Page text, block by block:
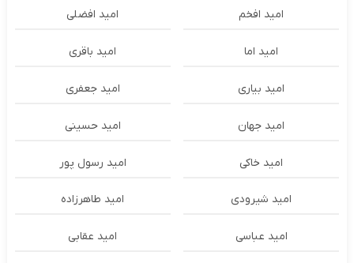
امید افخم امید افضلی
امید اما امید باقری
امید بیاری امید جعفری
امید جهان امید حسینی
امید خاکی امید رسول پور
امید شیرودی امید طاهرزاده
امید عباسی امید عقابی